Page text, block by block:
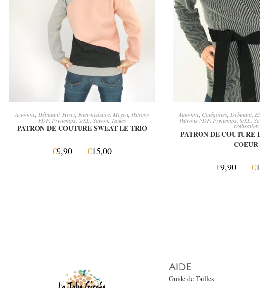
CHOIX DES OPTIONS
Automne Débutant Hiver, Intermédiaire Moyen Patrons
PDF, Printemps, S/XL, Saison,Tailles
PATRON DE COUTURE SWEAT LE TRIO
€9,90 – €15,00
CHOIX DES
Automne Catégories Débutant
Patrons PDF, Printemps S/XL,
réalisation
PATRON DE COUTURE
COEUR
€9,90 – €
AIDE
Guide de Tailles